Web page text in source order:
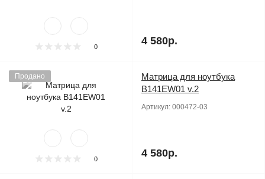
0 4 580р.
Продано
0
Матрица для ноутбука
B141EW01 v.2
Артикул: 000472-03
4 580р.